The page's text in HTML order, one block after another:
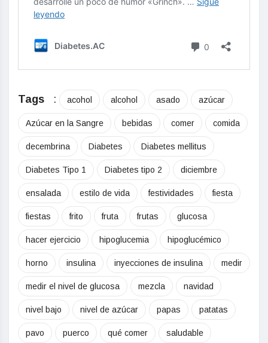
Tags : acohol alcohol asado azúcar
Azúcar en la Sangre bebidas comer comida
decembrina Diabetes Diabetes mellitus
Diabetes Tipo 1 Diabetes tipo 2 diciembre
ensalada estilo de vida festividades fiesta
fiestas frito fruta frutas glucosa
hacer ejercicio hipoglucemia hipoglucémico
horno insulina inyecciones de insulina medir
medir el nivel de glucosa mezcla navidad
nivel bajo nivel de azúcar papas patatas
pavo puerco qué comer saludable